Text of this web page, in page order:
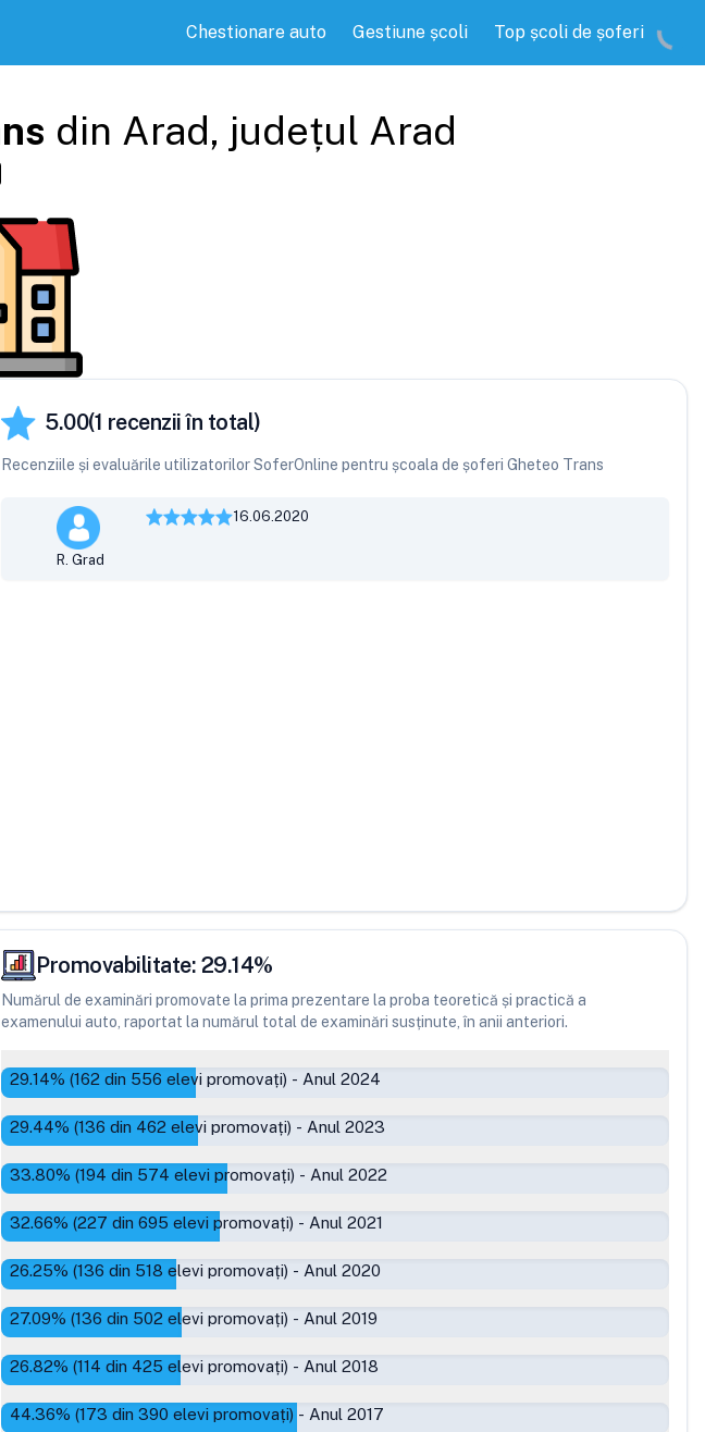
Chestionare auto Gestiune școli Top școli de șoferi
din Arad, județul Arad
5.00(1 recenzii în total)
Recenziile și evaluările utilizatorilor SoferOnline pentru școala de șoferi Gheteo Trans
R. Grad
16.06.2020
Promovabilitate: 29.14%
Numărul de examinări promovate la prima prezentare la proba teoretică și practică a
examenului auto, raportat la numărul total de examinări susținute, în anii anteriori.
29.14% (162 din 556 elevi promovați) - Anul 2024
29.44% (136 din 462 elevi promovați) - Anul 2023
33.80% (194 din 574 elevi promovați) - Anul 2022
32.66% (227 din 695 elevi promovați) - Anul 2021
26.25% (136 din 518 elevi promovați) - Anul 2020
27.09% (136 din 502 elevi promovați) - Anul 2019
26.82% (114 din 425 elevi promovați) - Anul 2018
44.36% (173 din 390 elevi promovați) - Anul 2017